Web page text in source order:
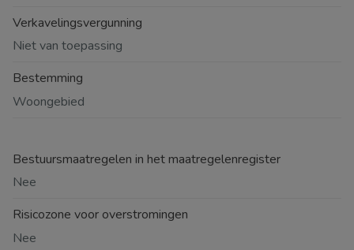
Verkavelingsvergunning
Niet van toepassing
Bestemming
Woongebied
Bestuursmaatregelen in het maatregelenregister
Nee
Risicozone voor overstromingen
Nee